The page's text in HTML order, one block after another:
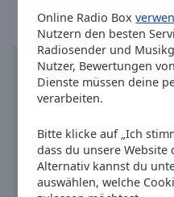
Online Radio Box
Nutzern den besten
Radiosender und
Nutzer, Bewertungen
Dienste müssen deine
verarbeiten.
Bitte klicke auf „Ich
dass du unsere
Alternativ kannst du
auswählen, welche
Family